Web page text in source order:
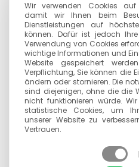
Wir verwenden Cookies auf
damit wir Ihnen beim
Dienstleistungen auf
können. Dafür ist jedoch
Verwendung von Cookies
wichtige Informationen und
Website gespeichert
Verpflichtung, Sie können die
ändern oder stornieren. Die
sind diejenigen, ohne die die
nicht funktionieren würde.
statistische Cookies, um
unserer Website zu
Vertrauen.
• Die Finanzunterlagen
GmbH werden
kontrolliert, um die
Vollständigkeit sowie
geltenden Vorschriften
Abweichung wird
untersucht und
Vertraulichkeit und
Finanzunterlagen: